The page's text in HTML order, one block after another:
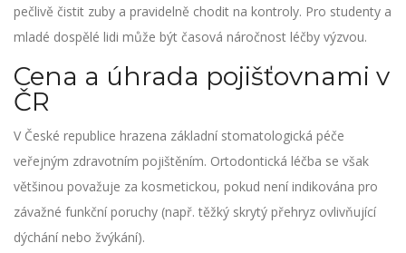
pečlivě čistit zuby a pravidelně chodit na kontroly. Pro studenty a
mladé dospělé lidi může být časová náročnost léčby výzvou.
Cena a úhrada pojišťovnami v
ČR
V České republice hrazena základní stomatologická péče
veřejným zdravotním pojištěním. Ortodontická léčba se však
většinou považuje za kosmetickou, pokud není indikována pro
závažné funkční poruchy (např. těžký skrytý přehryz ovlivňující
dýchání nebo žvýkání).